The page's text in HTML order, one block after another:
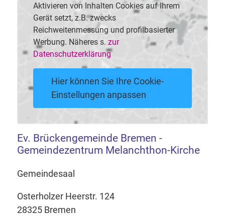
Aktivieren von Inhalten Cookies auf Ihrem
Gerät setzt, z.B. zwecks
Reichweitenmessung und profilbasierter
Werbung. Näheres s. zur
Datenschutzerklärung
Hier können Sie Ihre Cookie-
Einstellungen anpassen
Ev. Brückengemeinde Bremen -
Gemeindezentrum Melanchthon-Kirche
Gemeindesaal
Osterholzer Heerstr. 124
28325 Bremen